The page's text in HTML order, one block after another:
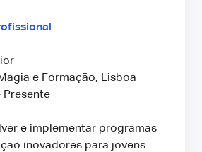
e Formação, Lisboa
Presente
e implementar programas
inovadores para jovens